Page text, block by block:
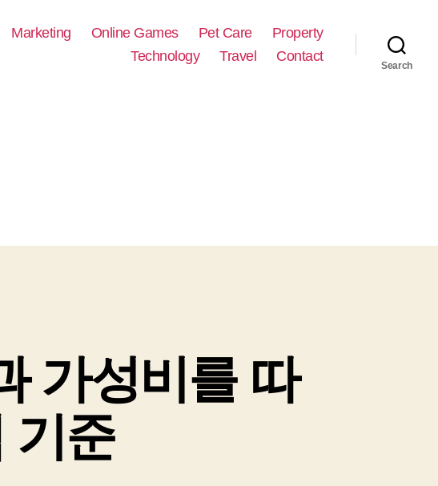
Marketing Online Games Pet Care
Property
Technology
Travel Contact
Search
가성비를 따
기준